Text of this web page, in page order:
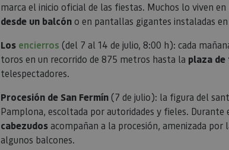
marca el inicio oficial de las fiestas. Muchos lo viven
desde un balcóno en pantallas gigantes instaladas
Los encierros (del 7 al 14 de julio, 8:00 h): cada
toros en un recorrido de 875 metros hasta la plaza
telespectadores.
Procesión de San Fermín(7 de julio): la figura del
Pamplona, escoltada por autoridades y fieles. Durante
cabezudosacompañan a la procesión, amenizada por
algunos balcones.
propietarios
visitantes y
patrón,
números y
www.visitnavarra.es 1 año
Este nombre
web de
números y
pageviewCount
.visitnavarra.es 1 día
Esta cookie
por un